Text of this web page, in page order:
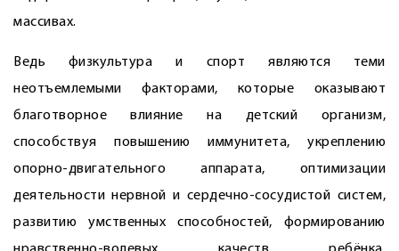
массивах.
Ведь физкультура и спорт являются теми
неотъемлемыми факторами, которые оказывают
благотворное влияние на детский организм,
способствуя повышению иммунитета, укреплению
опорно-двигательного аппарата, оптимизации
деятельности нервной и сердечно-сосудистой систем,
развитию умственных способностей, формированию